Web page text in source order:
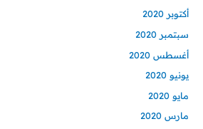
أكتوبر 2020
سبتمبر 2020
أغسطس 2020
يونيو 2020
مايو 2020
مارس 2020